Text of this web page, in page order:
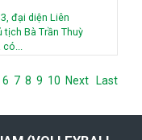
đại diện Liên
tịch Bà Trần Thuỳ
6 7 8 9 10 Next Last